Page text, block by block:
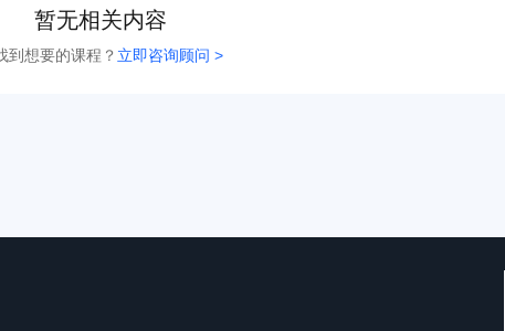
暂无相关内容
到想要的课程？ 立即咨询顾问 >